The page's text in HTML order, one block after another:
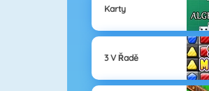
Karty
3 V Řadě